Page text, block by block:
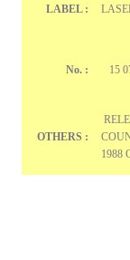
LABEL :
No. :
15
OTHERS :
1988